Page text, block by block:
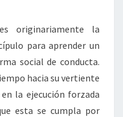
originariamente la
para aprender un
social de conducta.
hacia su vertiente
la ejecución forzada
esta se cumpla por